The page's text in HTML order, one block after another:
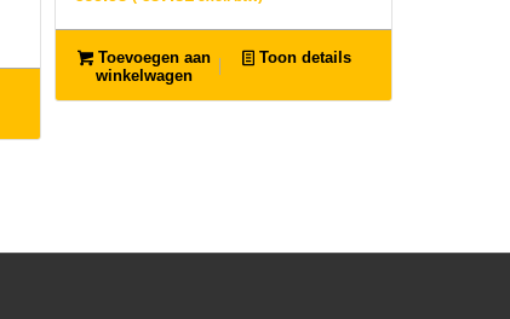
Toevoegen aan
winkelwagen
Toon details